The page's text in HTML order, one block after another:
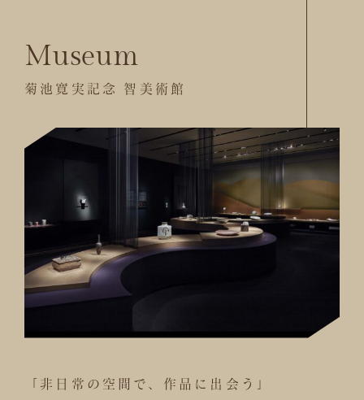
Museum
菊池寛実記念 智美術館
「非日常の空間で、作品に出会う」